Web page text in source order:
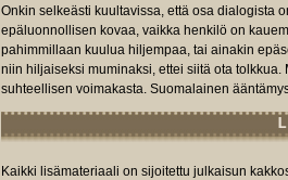
Onkin selkeästi kuultavissa, että osa dialogista
epäluonnollisen kovaa, vaikka henkilö on
pahimmillaan kuulua hiljempaa, tai ainakin
niin hiljaiseksi muminaksi, ettei siitä ota
suhteellisen voimakasta. Suomalainen
Kaikki lisämateriaali on sijoitettu julkaisun